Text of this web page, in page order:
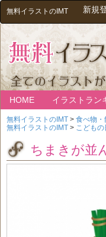
無料イラストのIMT 新規
HOME イラストラン
無料イラストのIMT > 食べ物・
無料イラストのIMT > こどもの
ちまきが並